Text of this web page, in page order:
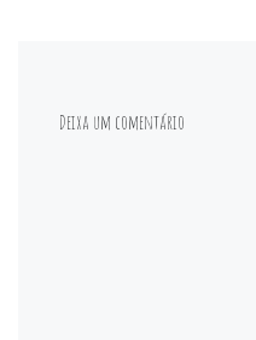
Deixa um comentário